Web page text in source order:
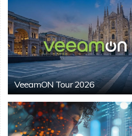
VeeamON Tour 2026